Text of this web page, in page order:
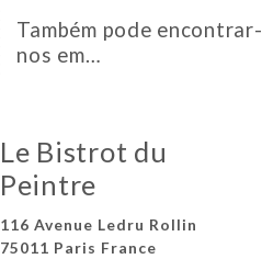
Também pode encontrar-
nos em…
Le Bistrot du
Peintre
116 Avenue Ledru Rollin
75011 Paris France